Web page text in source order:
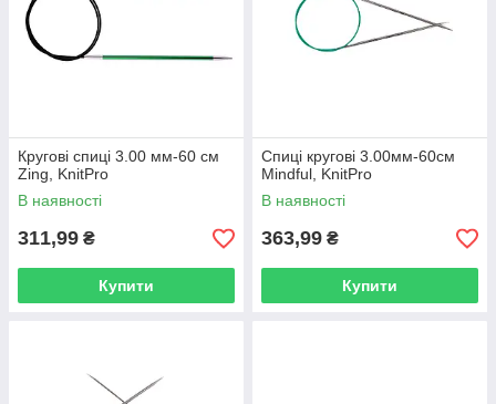
Кругові спиці 3.00 мм-60 см
Zing, KnitPro
В наявності
311,99 ₴
Купити
Спиці кругові 3.00мм-60см
Mindful, KnitPro
В наявності
363,99 ₴
Купити